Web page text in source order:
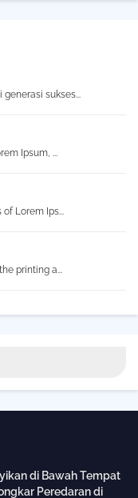
sukses...
Ipsum, ...
Lorem Ips...
printing a...
di Bawah Tempat
Peredaran di